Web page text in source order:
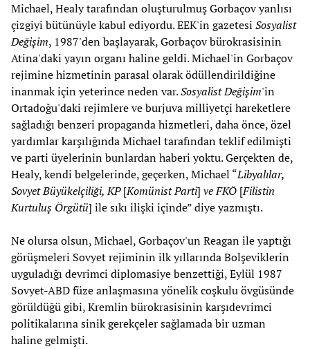
Michael, Healy tarafından oluşturulmuş Gorbaçov yanlısı
çizgiyi bütünüyle kabul ediyordu. EEK'in gazetesi Sosyalist
Değişim, 1987'den başlayarak, Gorbaçov bürokrasisinin
Atina'daki yayın organı haline geldi. Michael'in Gorbaçov
rejimine hizmetinin parasal olarak ödüllendirildiğine
inanmak için yeterince neden var.Sosyalist Değişim'in
Ortadoğu'daki rejimlere ve burjuva milliyetçi hareketlere
sağladığı benzeri propaganda hizmetleri, daha önce, özel
yardımlar karşılığında Michael tarafından teklif edilmişti
ve parti üyelerinin bunlardan haberi yoktu. Gerçekten de,
Healy, kendi belgelerinde, geçerken, Michael “Libyalılar,
Sovyet Büyükelçiliği, KP[Komünist Parti] ve FKÖ [Filistin
Kurtuluş Örgütü] ile sıkı ilişki içinde” diye yazmıştı.
Ne olursa olsun, Michael, Gorbaçov'un Reagan ile yaptığı
görüşmeleri Sovyet rejiminin ilk yıllarında Bolşeviklerin
uyguladığı devrimci diplomasiye benzettiği, Eylül 1987
Sovyet-ABD füze anlaşmasına yönelik coşkulu övgüsünde
görüldüğü gibi, Kremlin bürokrasisinin karşıdevrimci
politikalarına sinik gerekçeler sağlamada bir uzman
haline gelmişti.